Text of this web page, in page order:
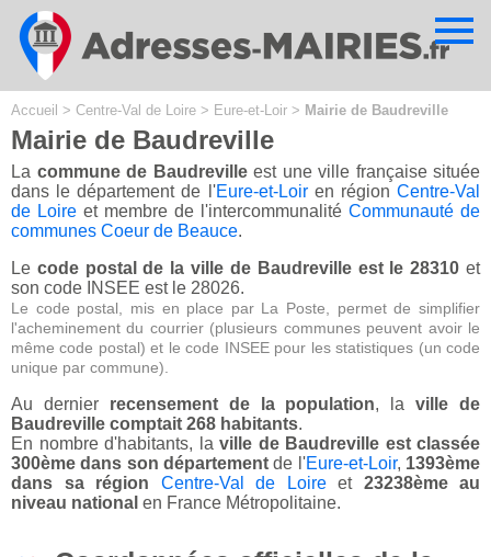
Accueil > Centre-Val de Loire > Eure-et-Loir > Mairie de Baudreville
Mairie de Baudreville
La commune de Baudrevilleest une ville française située
dans le département de l'Eure-et-Loiren régionCentre-Val
de Loire et membre de l'intercommunalité Communauté de
communes Coeur de Beauce.
Le code postal de la ville de Baudreville est le 28310 et
son code INSEE est le 28026.
Le code postal, mis en place par La Poste, permet de simplifier
l'acheminement du courrier (plusieurs communes peuvent avoir le
même code postal) et le code INSEE pour les statistiques (un code
unique par commune).
Au dernier recensement de la population, laville de
Baudreville comptait 268 habitants.
En nombre d'habitants, la ville de Baudreville est classée
300ème dans son département de l'Eure-et-Loir, 1393ème
dans sa région
Centre-Val de Loireet 23238ème au
niveau national en France Métropolitaine.
Cookies management panel